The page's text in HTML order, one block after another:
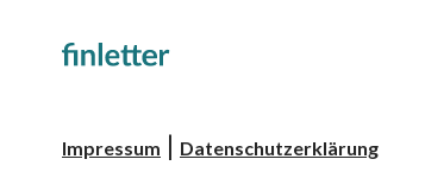
Impressum Datenschutzerklärung